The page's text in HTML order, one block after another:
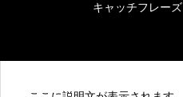
キャッチフレーズ